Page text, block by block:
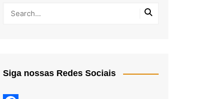
Siga nossas Redes Sociais